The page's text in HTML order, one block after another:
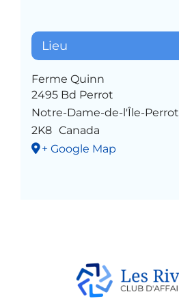
Lieu
Ferme Quinn
2495 Bd Perrot
Notre-Dame-de-l'Île-Perrot
2K8 Canada
+ Google Map